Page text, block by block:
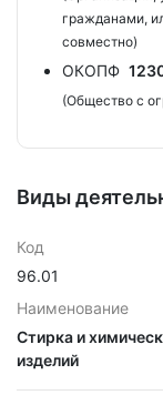
гражданами,
совместно)
ОКОПФ
(Общество с
Виды
Код
96.01
Наименование
Стирка и
изделий